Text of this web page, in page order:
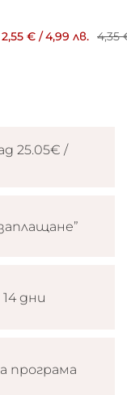
2,55 € /4,99 лв. 4,35
25.05€ /
дни
програма